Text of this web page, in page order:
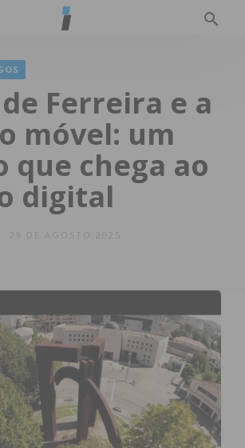
Ferreira e a
móvel: um
que chega ao
digital
29 DE AGOSTO 2025